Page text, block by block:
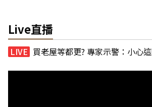
Live直播
買老屋等都更? 專家示警：小心這